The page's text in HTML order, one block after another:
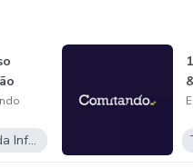
Tecnologia da Informação